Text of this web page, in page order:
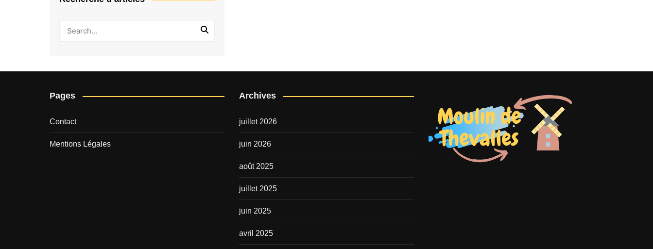
Pages
Contact
Mentions Légales
Archives
juillet 2026
juin 2026
août 2025
juillet 2025
juin 2025
avril 2025